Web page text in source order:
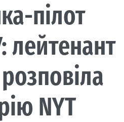
пілот
лейтенант
NYT